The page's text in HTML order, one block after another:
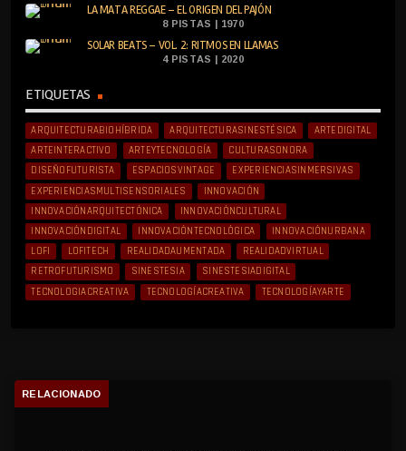
LA MATA REGGAE – EL ORIGEN DEL PAJÓN
8 PISTAS | 1970
SOLAR BEATS – VOL. 2: RITMOS EN LLAMAS
4 PISTAS | 2020
ETIQUETAS
ARQUITECTURABIOHÍBRIDA ARQUITECTURASINESTÉSICA
ARTEDIGITAL
ARTEINTERACTIVO
ARTEYTECNOLOGÍA
CULTURASONORA
DISEÑOFUTURISTA
ESPACIOSVINTAGE
EXPERIENCIASINMERSIVAS
EXPERIENCIASMULTISENSORIALES
INNOVACIÓN
INNOVACIÓNARQUITECTÓNICA
INNOVACIÓNCULTURAL
INNOVACIÓNDIGITAL
INNOVACIÓNTECNOLÓGICA
INNOVACIÓNURBANA
LOFI
LOFITECH REALIDADAUMENTADA
REALIDADVIRTUAL
RETROFUTURISMO
SINESTESIA
SINESTESIADIGITAL
TECNOLOGIACREATIVA
TECNOLOGÍACREATIVA TECNOLOGÍAYARTE
RELACIONADO